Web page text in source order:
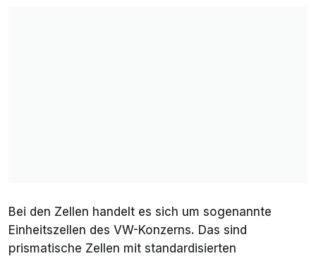
Bei den Zellen handelt es sich um sogenannte
Einheitszellen des VW-Konzerns. Das sind
prismatische Zellen mit standardisierten